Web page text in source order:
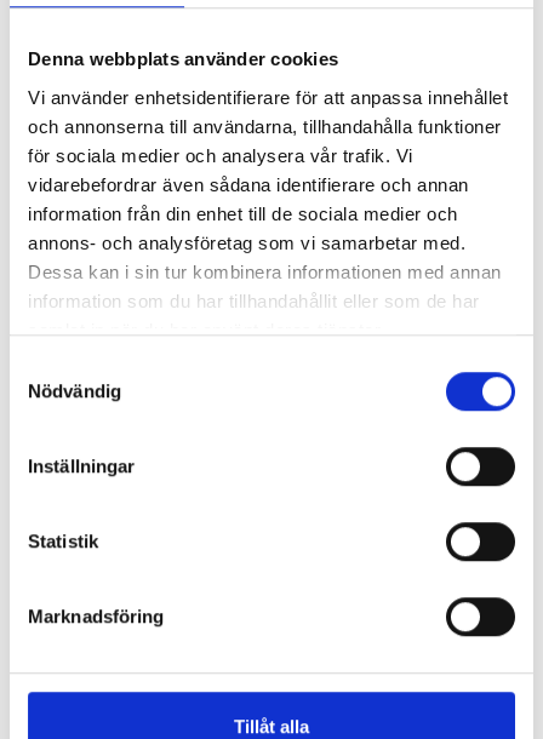
Denna webbplats använder cookies
Vi använder enhetsidentifierare för att anpassa innehållet
och annonserna till användarna, tillhandahålla funktioner
för sociala medier och analysera vår trafik. Vi
vidarebefordrar även sådana identifierare och annan
information från din enhet till de sociala medier och
annons- och analysföretag som vi samarbetar med.
Dessa kan i sin tur kombinera informationen med annan
information som du har tillhandahållit eller som de har
samlat in när du har använt deras tjänster.
Nödvändig
Inställningar
Statistik
Marknadsföring
Tillåt alla
Spillzoner där bilar och tankbil vistas anpassas och
Detta är ett betydelsefullt arbete för att säkerställa att
anläggningen uppfyller de krav som gäller inom ett
vattenskyddsområde – och därmed bidrar till att skydda vår
miljö från potentiella risker.
RENOVERING MED VARSAM HAND I HELSINGBORG
Nyligen färdigställde vi en renovering av hyreslägenhet
NYTT UPPDRAG I DINGLE PÅ UPPDRAG AV OKQ8
anpassa anläggningen enligt Naturvårdsverkets föreskrifter
(NFS 2021:10) – ett viktigt steg…
MÖT JÖRGEN, SORETOS NYA VD